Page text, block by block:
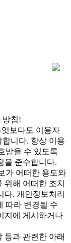
방침!
보다도 이용자
니다. 항상 이용
받을 수 있도록
을 준수합니다.
가 어떠한 용도와
해 어떠한 조치
다. 개인정보처리
따라 변경될 수
지에 게시하거나
등과 관련한 아래